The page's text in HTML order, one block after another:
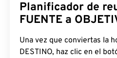
Planificador de
FUENTE a
Una vez que conviertas la
DESTINO, haz clic en el